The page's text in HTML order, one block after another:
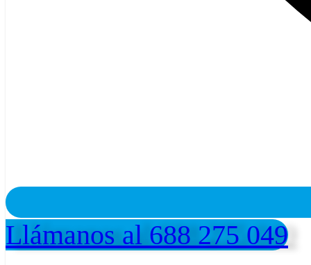
Llámanos al 688 275 049